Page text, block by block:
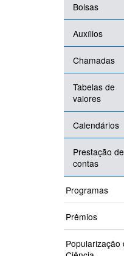
Bolsas
Auxílios
Chamadas
Tabelas de
valores
Calendários
Prestação de
contas
Programas
Prêmios
Popularização